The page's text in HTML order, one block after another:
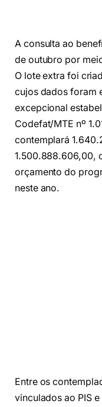
A consulta ao
de outubro por
O lote extra foi
cujos dados foram
excepcional
Codefat/MTE nº
contemplará
1.500.888.606,00,
orçamento do
neste ano.
Entre os
vinculados ao PIS